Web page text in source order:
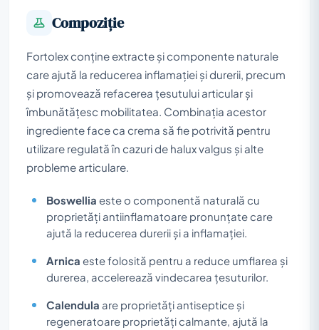
Compoziţie
Fortolex conține extracte și componente naturale
care ajută la reducerea inflamației și durerii, precum
și promovează refacerea țesutului articular și
îmbunătățesc mobilitatea. Combinația acestor
ingrediente face ca crema să fie potrivită pentru
utilizare regulată în cazuri de halux valgus și alte
probleme articulare.
Boswellia este o componentă naturală cu
proprietăți antiinflamatoare pronunțate care
ajută la reducerea durerii și a inflamației.
Arnica este folosită pentru a reduce umflarea și
durerea, accelerează vindecarea țesuturilor.
Calendula are proprietăți antiseptice și
regeneratoare proprietăți calmante, ajută la